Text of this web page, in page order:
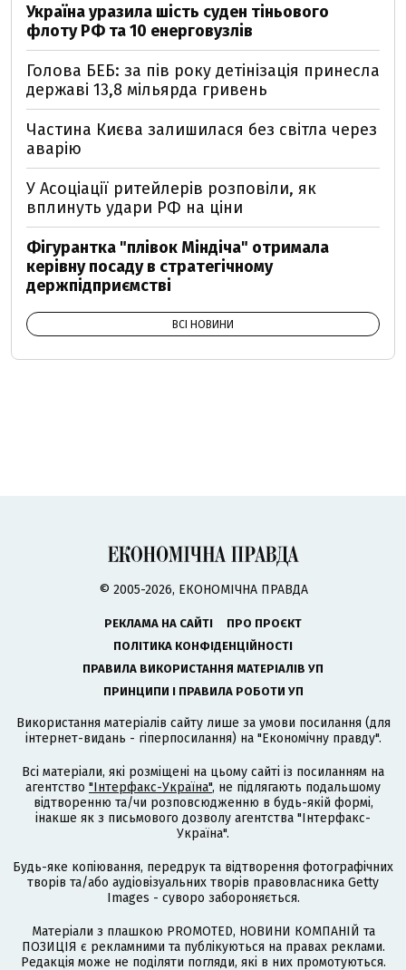
Україна уразила шість суден тіньового
флоту РФ та 10 енерговузлів
Голова БЕБ: за пів року детінізація принесла
державі 13,8 мільярда гривень
Частина Києва залишилася без світла через
аварію
У Асоціації ритейлерів розповіли, як
вплинуть удари РФ на ціни
Фігурантка "плівок Міндіча" отримала
керівну посаду в стратегічному
держпідприємстві
ВСІ НОВИНИ
© 2005-2026, ЕКОНОМІЧНА ПРАВДА
РЕКЛАМА НА САЙТІ
ПРО ПРОЄКТ
ПОЛІТИКА КОНФІДЕНЦІЙНОСТІ
ПРАВИЛА ВИКОРИСТАННЯ МАТЕРІАЛІВ УП
ПРИНЦИПИ І ПРАВИЛА РОБОТИ УП
Використання матеріалів сайту лише за умови посилання (для
інтернет-видань - гіперпосилання) на "Економічну правду".
Всі матеріали, які розміщені на цьому сайті із посиланням на
агентство "Інтерфакс-Україна", не підлягають подальшому
відтворенню та/чи розповсюдженню в будь-якій формі,
інакше як з письмового дозволу агентства "Інтерфакс-
Україна".
Будь-яке копіювання, передрук та відтворення фотографічних
творів та/або аудіовізуальних творів правовласника Getty
Images - суворо забороняється.
Матеріали з плашкою PROMOTED, НОВИНИ КОМПАНІЙ та
ПОЗИЦІЯ є рекламними та публікуються на правах реклами.
Редакція може не поділяти погляди, які в них промотуються.